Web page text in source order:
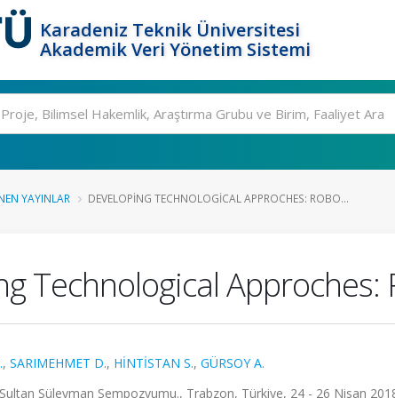
Karadeniz Teknik Üniversitesi
Akademik Veri Yönetim Sistemi
YAYINLAR DEVELOPING TECHNOLOGICAL APPROCHES: ROBO...
Technological
, SARIMEHMET D., HİNTİSTAN S., GÜRSOY A.
Süleyman Sempozyumu., Trabzon, Türkiye, 24 - 26 Nisan